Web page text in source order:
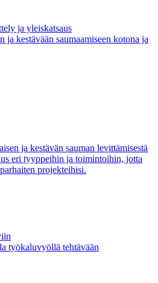
ja yleiskatsaus
kestävään saumaamiseen kotona ja
ja kestävän sauman levittämisestä
eri tyyppeihin ja toimintoihin, jotta
projekteihisi.
työkaluvyöllä tehtävään